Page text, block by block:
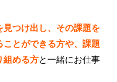
見つけ出し、その課題を
とができる方や、課題
組める方と一緒にお仕事